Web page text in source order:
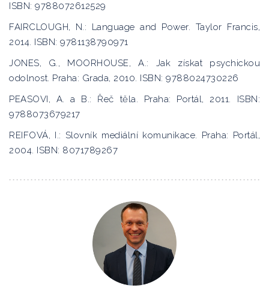
ISBN: 9788072612529
FAIRCLOUGH, N.: Language and Power. Taylor Francis,
2014. ISBN: 9781138790971
JONES, G., MOORHOUSE, A.: Jak získat psychickou
odolnost. Praha: Grada, 2010. ISBN: 9788024730226
PEASOVI, A. a B.: Řeč těla. Praha: Portál, 2011. ISBN:
9788073679217
REIFOVÁ, I.: Slovník mediální komunikace. Praha: Portál,
2004. ISBN: 8071789267